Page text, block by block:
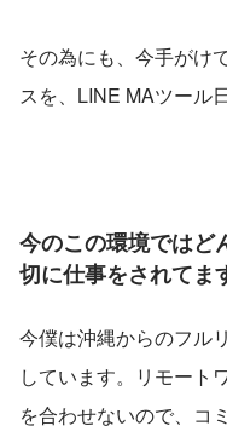
その為にも、今手がけ
スを、LINE MAツール
今のこの環境ではど
切に仕事をされてま
今僕は沖縄からのフル
しています。リモート
を合わせないので、コ